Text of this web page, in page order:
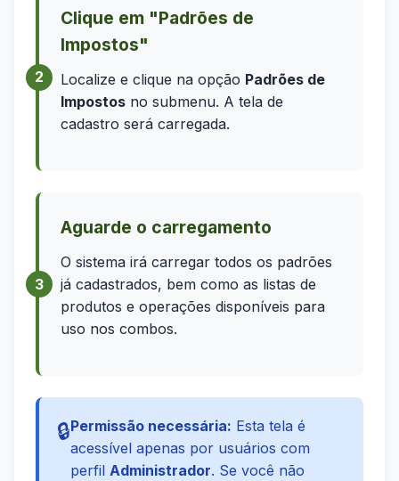
Clique em "Padrões de
Impostos"
Localize e clique na opção Padrões de
Impostos no submenu. A tela de
cadastro será carregada.
Aguarde o carregamento
O sistema irá carregar todos os padrões
já cadastrados, bem como as listas de
produtos e operações disponíveis para
uso nos combos.
🔒Permissão necessária: Esta tela é
acessível apenas por usuários com
perfil Administrador. Se você não